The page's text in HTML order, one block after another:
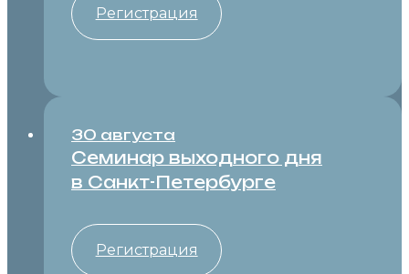
Регистрация
30 августа
Семинар выходного дня
в Санкт-⁠Петербурге
Регистрация